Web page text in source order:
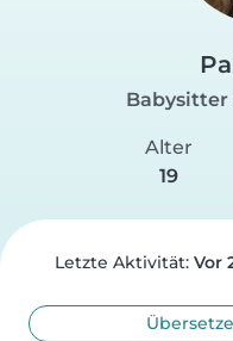
Alter
19
Letzte Aktivität: Vor